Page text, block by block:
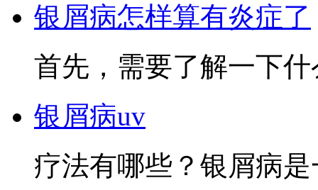
银屑病怎样算有炎症了
首先，需要了解一下
银屑病uv
疗法有哪些？银屑病